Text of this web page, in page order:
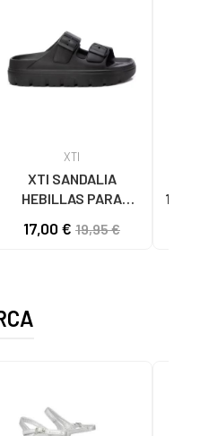
XTI
XTI SANDALIA
HEBILLAS PARA
17,00 € 19,95 €